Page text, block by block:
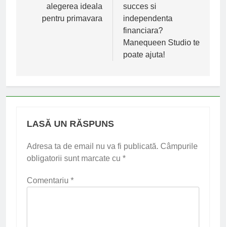
articole
alegerea ideala
pentru primavara
succes si
independenta
financiara?
Manequeen Studio te
poate ajuta!
LASĂ UN RĂSPUNS
Adresa ta de email nu va fi publicată. Câmpurile
obligatorii sunt marcate cu *
Comentariu *